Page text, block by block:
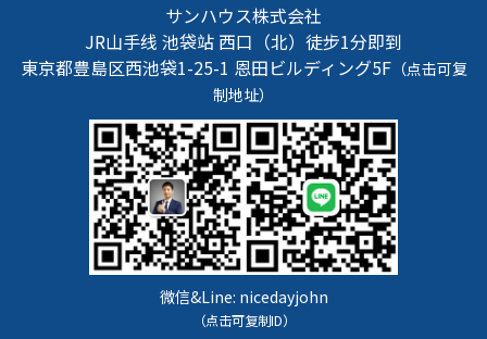
サンハウス株式会社
JR山手线 池袋站 西口（北）徒步1分即到
東京都豊島区西池袋1-25-1 恩田ビルディング5F（点击可复
制地址）
微信&Line: nicedayjohn
（点击可复制ID）